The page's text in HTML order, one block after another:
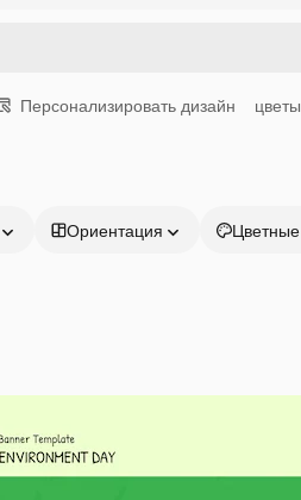
Персонализировать дизайн цветы
Ориентация Цветные